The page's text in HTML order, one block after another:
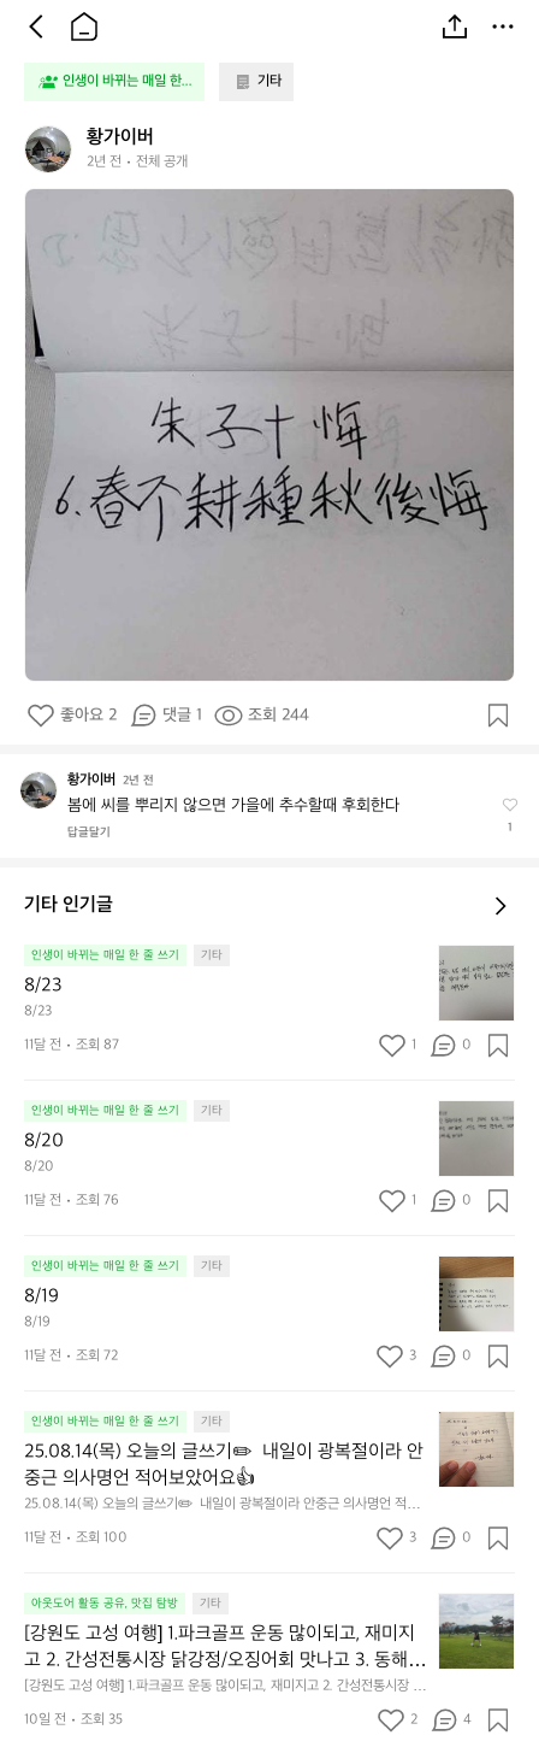
인생이 바뀌는 매일 한... 기타
황
가
이
황가이버
2년 전 전체 공개
황
이
버
좋아요 2 댓글 1 조회 244
황
가
황가이버 2년 전
봄에 씨를 뿌리지 않으면 가을에 추수할때 후회한다
답글달기 1
기타 인기글
인생이 바뀌는 매일 한 줄 쓰기 기타
8/23
8/23
8/
2
11달 전 조회 87 1 0
인생이 바뀌는 매일 한 줄 쓰기 기타
8/20
8/20
8/
2
11달 전 조회 76 1 0
인생이 바뀌는 매일 한 줄 쓰기 기타
8/19
8/19
8/
1
9
11달 전 조회 72 3 0
인생이 바뀌는 매일 한 줄 쓰기 기타
25.08.14(목) 오늘의 글쓰기✏️  내일이 광복절이라 안
중근 의사명언 적어보았어요👍
25.08.14(목) 오늘의 글쓰기✏️  내일이 광복절이라 안중근 의사명언 적어
2
5.
0
8.
4
늘
의
글
쓰
✏️
11달 전 조회 100 3 0
아웃도어 활동 공유, 맛집 탐방 기타
[강원도 고성 여행] 1.파크골프 운동 많이되고, 재미지
고 2. 간성전통시장 닭강정/오징어회 맛나고 3. 동해
앞바다 모듬회 기가막히고 4. 모듬곱창 쏘주한잔 혀를
내두르고 5. 썬셋에 취하고 ~
[강원도 고성 여행] 1.파크골프 운동 많이되고, 재미지고 2. 간성전통시장 닭
강정/오징어회 맛나고 3. 동해 앞바다 모듬회 기가막히고 4. 모듬곱창 쏘주
한잔 혀를 내두르고 5. 썬셋에 취하고 ~
[강
원
도
고
여
10일 전 조회 35 2 4